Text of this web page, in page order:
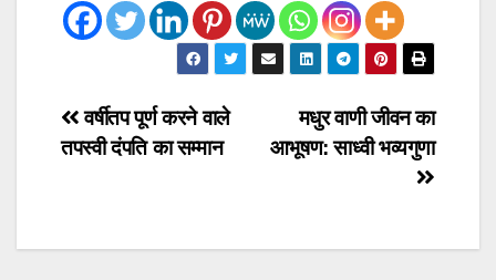
Post
मधुर वाणी जीवन का
आभूषण: साध्वी भव्यगुणा
वर्षीतप पूर्ण करने वाले
तपस्वी दंपति का सम्मान